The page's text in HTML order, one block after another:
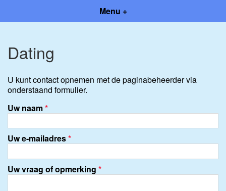
Menu +
Dating
U kunt contact opnemen met de paginabeheerder via
onderstaand formulier.
Uw naam*
Uw e-mailadres*
Uw vraag of opmerking *